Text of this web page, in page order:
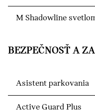
M Shadowline
BEZPEČNOSŤ A
Asistent parkovania
Active Guard Plus